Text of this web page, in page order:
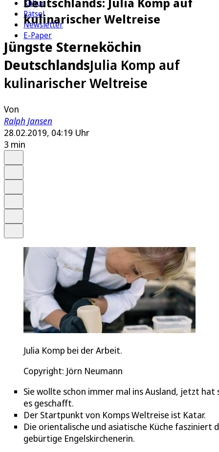
Kultur
Rätsel
Newsletter
E-Paper
kulinarischer Weltreise
Jüngste Sterneköchin
DeutschlandsJulia Komp auf
kulinarischer Weltreise
Von
Ralph Jansen
28.02.2019, 04:19 Uhr
3 min
Julia Komp bei der Arbeit.
Copyright: Jörn Neumann
Sie wollte schon immer mal ins Ausland, jetzt hat
es geschafft.
Der Startpunkt von Komps Weltreise ist Katar.
Die orientalische und asiatische Küche fasziniert
gebürtige Engelskirchenerin.